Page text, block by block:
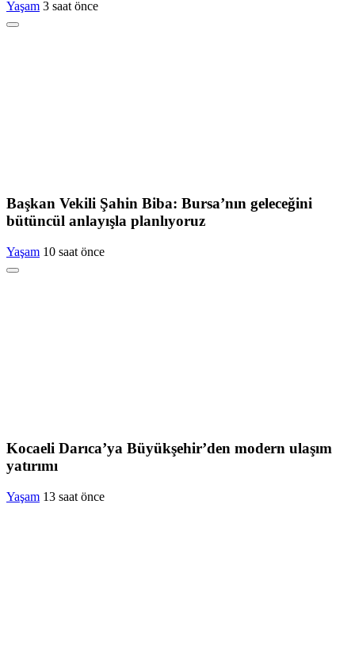
Yaşam 3 saat önce
Başkan Vekili Şahin Biba: Bursa’nın geleceğini
bütüncül anlayışla planlıyoruz
Yaşam 10 saat önce
Kocaeli Darıca’ya Büyükşehir’den modern ulaşım
yatırımı
Yaşam 13 saat önce